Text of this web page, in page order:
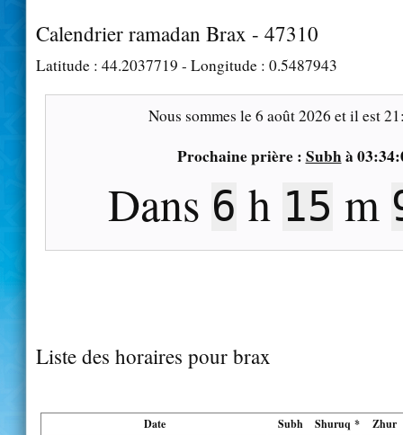
Calendrier ramadan Brax - 47310
Latitude : 44.2037719 - Longitude : 0.5487943
Nous sommes le6 août 2026 et il est
Prochaine prière : Subhà
Dans 6 h 15 m
Liste des horaires pour brax
Date Subh Shuruq * Zhur